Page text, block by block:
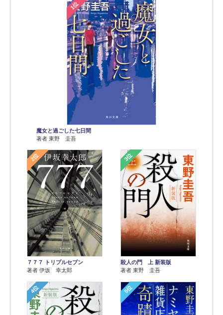
1位
魔女と過ごした七日間
著者 東野 圭吾
2位
７７７ トリプルセブン
著者 伊坂 幸太郎
3位
殺人の門 上 新装版
著者 東野 圭吾
4位 5位